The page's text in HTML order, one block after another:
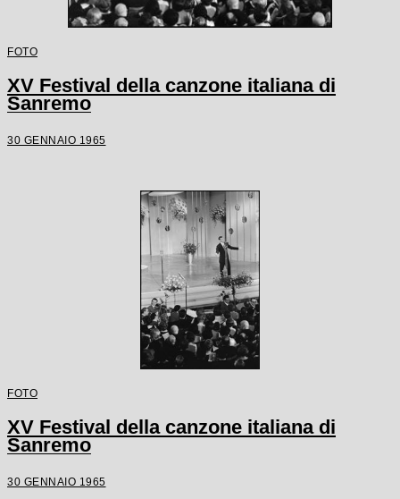
FOTO
XV Festival della canzone italiana di
Sanremo
30 GENNAIO 1965
FOTO
XV Festival della canzone italiana di
Sanremo
30 GENNAIO 1965